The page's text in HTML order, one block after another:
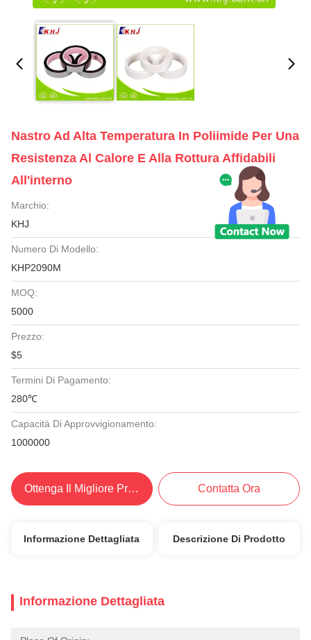
Nastro Ad Alta Temperatura In Poliimide Per Una
Resistenza Al Calore E Alla Rottura Affidabili
All'interno
Marchio:
KHJ
Numero Di Modello:
KHP2090M
MOQ:
5000
Prezzo:
$5
Termini Di Pagamento:
280℃
Capacità Di Approvvigionamento:
1000000
Ottenga Il Migliore Prezzo Contatta Ora
Informazione Dettagliata Descrizione Di Prodotto
Informazione Dettagliata